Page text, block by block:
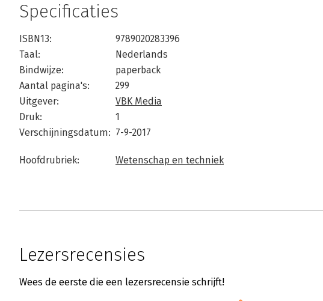
Specificaties
ISBN13:
9789020283396
Taal:
Nederlands
Bindwijze:
paperback
Aantal pagina's:
299
Uitgever:
VBK Media
Druk:
1
Verschijningsdatum: 7-9-2017
Hoofdrubriek: Wetenschap en techniek
Lezersrecensies
Wees de eerste die een lezersrecensie schrijft!